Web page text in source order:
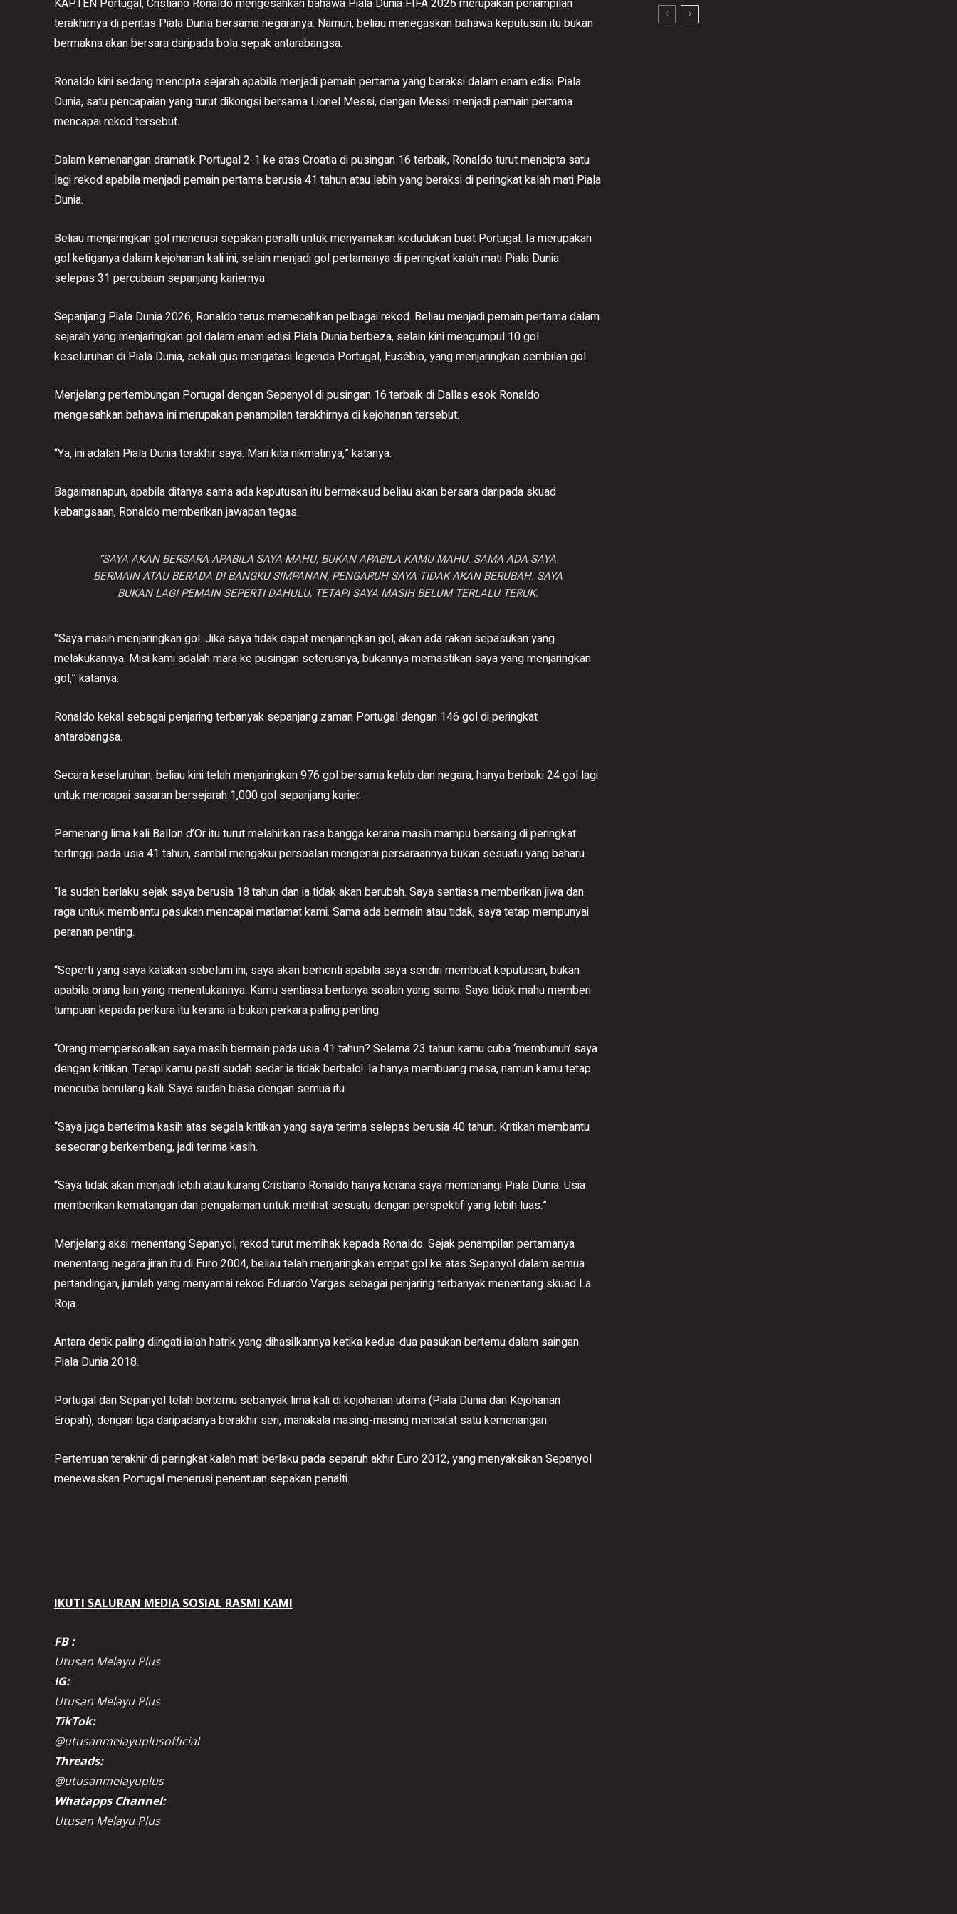
KAPTEN Portugal, Cristiano Ronaldo mengesahkan bahawa Piala Dunia FIFA 2026 merupakan penampilan
terakhirnya di pentas Piala Dunia bersama negaranya. Namun, beliau menegaskan bahawa keputusan itu bukan
bermakna akan bersara daripada bola sepak antarabangsa.
Ronaldo kini sedang mencipta sejarah apabila menjadi pemain pertama yang beraksi dalam enam edisi Piala
Dunia, satu pencapaian yang turut dikongsi bersama Lionel Messi, dengan Messi menjadi pemain pertama
mencapai rekod tersebut.
Dalam kemenangan dramatik Portugal 2-1 ke atas Croatia di pusingan 16 terbaik, Ronaldo turut mencipta satu
lagi rekod apabila menjadi pemain pertama berusia 41 tahun atau lebih yang beraksi di peringkat kalah mati Piala
Dunia.
Beliau menjaringkan gol menerusi sepakan penalti untuk menyamakan kedudukan buat Portugal. Ia merupakan
gol ketiganya dalam kejohanan kali ini, selain menjadi gol pertamanya di peringkat kalah mati Piala Dunia
selepas 31 percubaan sepanjang kariernya.
Sepanjang Piala Dunia 2026, Ronaldo terus memecahkan pelbagai rekod. Beliau menjadi pemain pertama dalam
sejarah yang menjaringkan gol dalam enam edisi Piala Dunia berbeza, selain kini mengumpul 10 gol
keseluruhan di Piala Dunia, sekali gus mengatasi legenda Portugal, Eusébio, yang menjaringkan sembilan gol.
Menjelang pertembungan Portugal dengan Sepanyol di pusingan 16 terbaik di Dallas esok Ronaldo
mengesahkan bahawa ini merupakan penampilan terakhirnya di kejohanan tersebut.
“Ya, ini adalah Piala Dunia terakhir saya. Mari kita nikmatinya,” katanya.
Bagaimanapun, apabila ditanya sama ada keputusan itu bermaksud beliau akan bersara daripada skuad
kebangsaan, Ronaldo memberikan jawapan tegas.
“SAYA AKAN BERSARA APABILA SAYA MAHU, BUKAN APABILA KAMU MAHU. SAMA ADA SAYA
BERMAIN ATAU BERADA DI BANGKU SIMPANAN, PENGARUH SAYA TIDAK AKAN BERUBAH. SAYA
BUKAN LAGI PEMAIN SEPERTI DAHULU, TETAPI SAYA MASIH BELUM TERLALU TERUK.
‘’Saya masih menjaringkan gol. Jika saya tidak dapat menjaringkan gol, akan ada rakan sepasukan yang
melakukannya. Misi kami adalah mara ke pusingan seterusnya, bukannya memastikan saya yang menjaringkan
gol,’’ katanya.
Ronaldo kekal sebagai penjaring terbanyak sepanjang zaman Portugal dengan 146 gol di peringkat
antarabangsa.
Secara keseluruhan, beliau kini telah menjaringkan 976 gol bersama kelab dan negara, hanya berbaki 24 gol lagi
untuk mencapai sasaran bersejarah 1,000 gol sepanjang karier.
Pemenang lima kali Ballon d’Or itu turut melahirkan rasa bangga kerana masih mampu bersaing di peringkat
tertinggi pada usia 41 tahun, sambil mengakui persoalan mengenai persaraannya bukan sesuatu yang baharu.
“Ia sudah berlaku sejak saya berusia 18 tahun dan ia tidak akan berubah. Saya sentiasa memberikan jiwa dan
raga untuk membantu pasukan mencapai matlamat kami. Sama ada bermain atau tidak, saya tetap mempunyai
peranan penting.
“Seperti yang saya katakan sebelum ini, saya akan berhenti apabila saya sendiri membuat keputusan, bukan
apabila orang lain yang menentukannya. Kamu sentiasa bertanya soalan yang sama. Saya tidak mahu memberi
tumpuan kepada perkara itu kerana ia bukan perkara paling penting.
“Orang mempersoalkan saya masih bermain pada usia 41 tahun? Selama 23 tahun kamu cuba ‘membunuh’ saya
dengan kritikan. Tetapi kamu pasti sudah sedar ia tidak berbaloi. Ia hanya membuang masa, namun kamu tetap
mencuba berulang kali. Saya sudah biasa dengan semua itu.
“Saya juga berterima kasih atas segala kritikan yang saya terima selepas berusia 40 tahun. Kritikan membantu
seseorang berkembang, jadi terima kasih.
“Saya tidak akan menjadi lebih atau kurang Cristiano Ronaldo hanya kerana saya memenangi Piala Dunia. Usia
memberikan kematangan dan pengalaman untuk melihat sesuatu dengan perspektif yang lebih luas.”
Menjelang aksi menentang Sepanyol, rekod turut memihak kepada Ronaldo. Sejak penampilan pertamanya
menentang negara jiran itu di Euro 2004, beliau telah menjaringkan empat gol ke atas Sepanyol dalam semua
pertandingan, jumlah yang menyamai rekod Eduardo Vargas sebagai penjaring terbanyak menentang skuad La
Roja.
Antara detik paling diingati ialah hatrik yang dihasilkannya ketika kedua-dua pasukan bertemu dalam saingan
Piala Dunia 2018.
Portugal dan Sepanyol telah bertemu sebanyak lima kali di kejohanan utama (Piala Dunia dan Kejohanan
Eropah), dengan tiga daripadanya berakhir seri, manakala masing-masing mencatat satu kemenangan.
Pertemuan terakhir di peringkat kalah mati berlaku pada separuh akhir Euro 2012, yang menyaksikan Sepanyol
menewaskan Portugal menerusi penentuan sepakan penalti.
IKUTI SALURAN MEDIA SOSIAL RASMI KAMI
FB :
Utusan Melayu Plus
IG:
Utusan Melayu Plus
TikTok:
@utusanmelayuplusofficial
Threads:
@utusanmelayuplus
Whatapps Channel:
Utusan Melayu Plus